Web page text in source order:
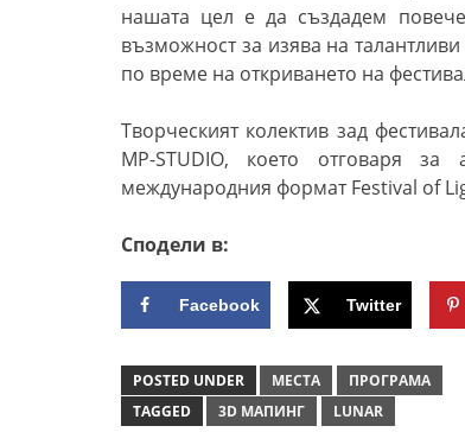
нашата цел е да създадем
възможност за изява на
по време на откриването на
Творческият колектив зад
MP-STUDIO, което отговаря за
международния форматFestival of
Сподели в:
Facebook Twitter
POSTED UNDER МЕСТА
ПРОГРАМА
TAGGED
3D МАПИНГ LUNAR